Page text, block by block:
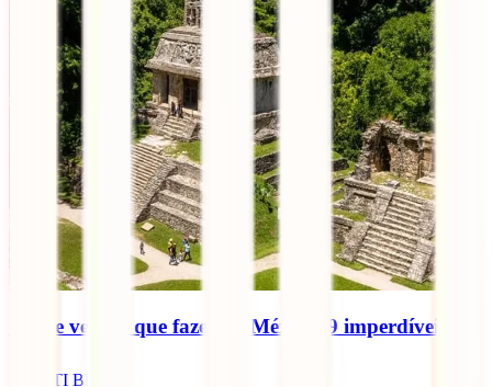
O que ver e o que fazer no México: 9 imperdíveis
IATI Blog